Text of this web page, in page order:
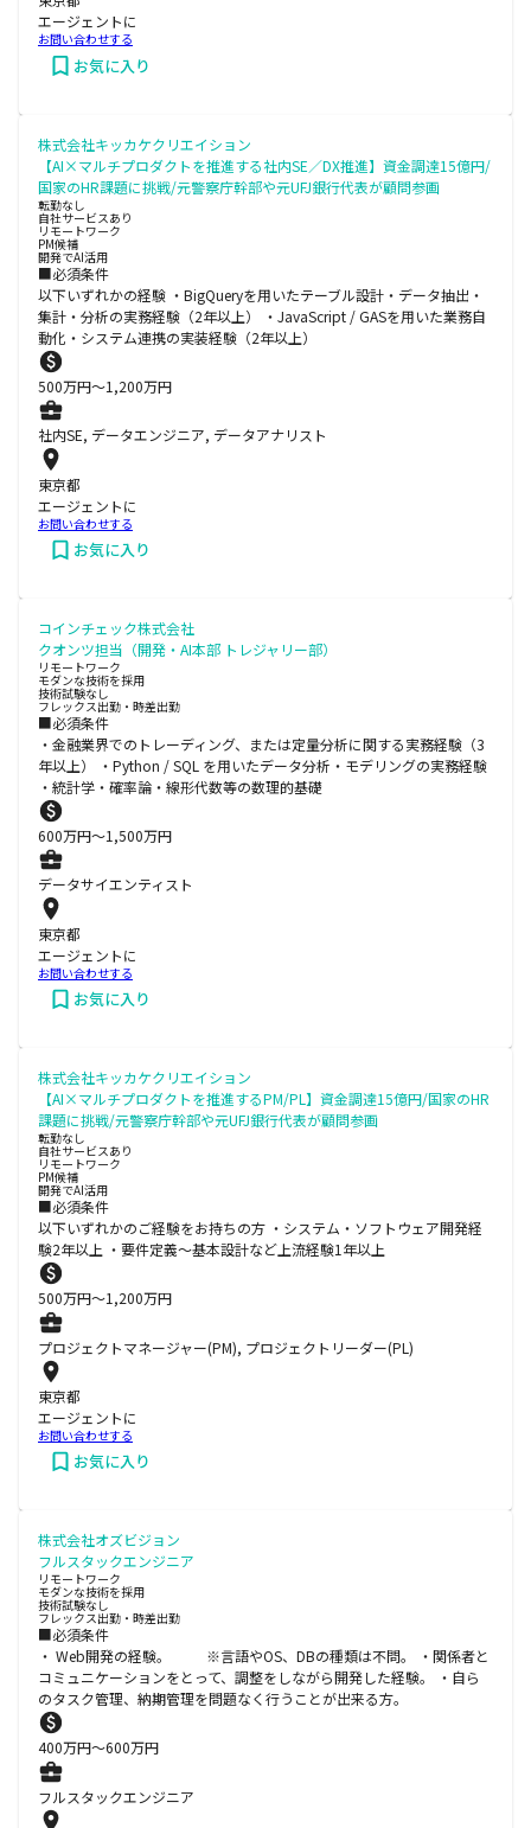
エージェントに
お問い合わせする
お気に入り
株式会社キッカケクリエイション
【AI×マルチプロダクトを推進する社内SE／DX推進】資金調達15億円/
国家のHR課題に挑戦/元警察庁幹部や元UFJ銀行代表が顧問参画
転勤なし
自社サービスあり
リモートワーク
PM候補
開発でAI活用
■必須条件
以下いずれかの経験 ・BigQueryを用いたテーブル設計・データ抽出・
集計・分析の実務経験（2年以上） ・JavaScript / GASを用いた業務自
動化・システム連携の実装経験（2年以上）
500万円〜1,200万円
社内SE, データエンジニア, データアナリスト
東京都
エージェントに
お問い合わせする
お気に入り
コインチェック株式会社
クオンツ担当（開発・AI本部 トレジャリー部）
リモートワーク
モダンな技術を採用
技術試験なし
フレックス出勤・時差出勤
■必須条件
・金融業界でのトレーディング、または定量分析に関する実務経験（3
年以上） ・Python / SQL を用いたデータ分析・モデリングの実務経験
・統計学・確率論・線形代数等の数理的基礎
600万円〜1,500万円
データサイエンティスト
東京都
エージェントに
お問い合わせする
お気に入り
株式会社キッカケクリエイション
【AI×マルチプロダクトを推進するPM/PL】資金調達15億円/国家のHR
課題に挑戦/元警察庁幹部や元UFJ銀行代表が顧問参画
転勤なし
自社サービスあり
リモートワーク
PM候補
開発でAI活用
■必須条件
以下いずれかのご経験をお持ちの方 ・システム・ソフトウェア開発経
験2年以上 ・要件定義～基本設計など上流経験1年以上
500万円〜1,200万円
プロジェクトマネージャー(PM), プロジェクトリーダー(PL)
東京都
エージェントに
お問い合わせする
お気に入り
株式会社オズビジョン
フルスタックエンジニア
リモートワーク
モダンな技術を採用
技術試験なし
フレックス出勤・時差出勤
■必須条件
・ Web開発の経験。 ※言語やOS、DBの種類は不問。 ・関係者と
コミュニケーションをとって、調整をしながら開発した経験。 ・自ら
のタスク管理、納期管理を問題なく行うことが出来る方。
400万円〜600万円
フルスタックエンジニア